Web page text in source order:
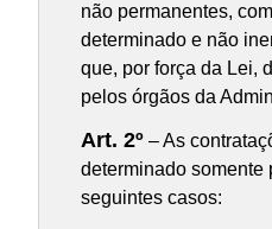
não permanentes,
determinado e não
que, por força da Lei,
pelos órgãos da
Art. 2º – As
determinado somente
seguintes casos: